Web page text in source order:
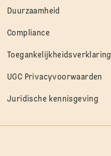
Duurzaamheid
Compliance
Toegankelijkheidsverklaring
UGC Privacyvoorwaarden
Juridische kennisgeving